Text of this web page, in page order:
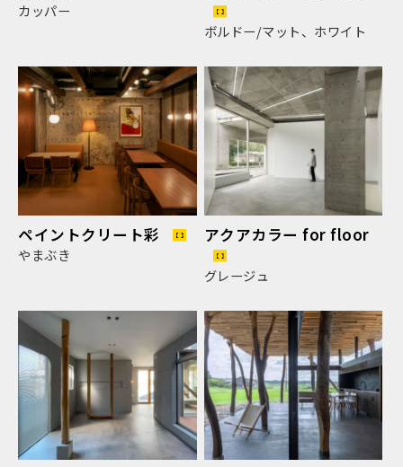
カッパー
ボルドー/マット、ホワイト
ペイントクリート彩
やまぶき
アクアカラー for floor
グレージュ